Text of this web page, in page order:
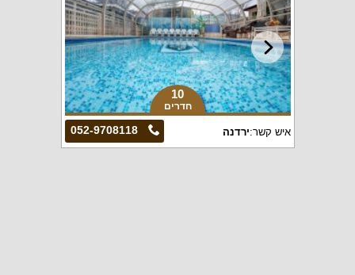
10
חדרים
052-9708118 איש קשר:ירדנה